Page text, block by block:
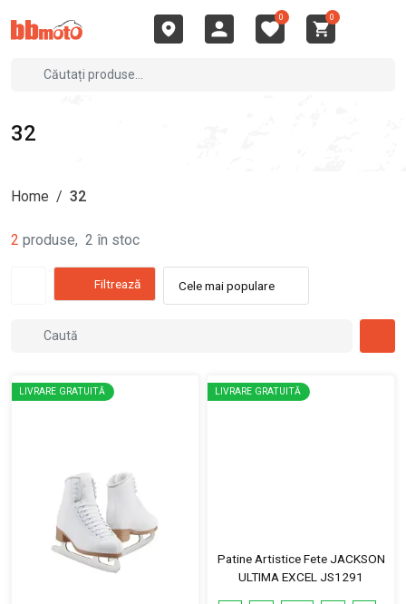
0 0
32
Home / 32
2 produse, 2 în stoc
Filtrează Cele mai populare
LIVRARE GRATUITĂ LIVRARE GRATUITĂ
Patine Artistice Fete JACKSON
ULTIMA EXCEL JS1291